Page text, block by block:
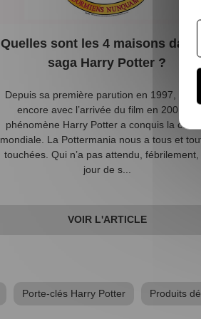
Quelles sont les 4 maisons dans
saga Harry Potter ?
Depuis sa première parution en 1997, et
encore avec l’arrivée du film en 2001, le
phénomène Harry Potter a conquis la
mondiale. La Pottermania nous a tous et
touchées. Qui n’a pas attendu, fébrilement,
jour de s...
VOIR L'ARTICLE
Porte-clés Harry Potter Produits